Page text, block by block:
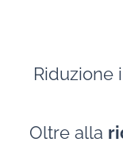
Riduzione
Oltre alla